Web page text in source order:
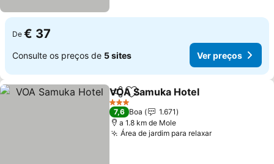
De € 37
Consulte os preços de 5 sites Ver preços
PartilharAdicionar aos favoritos
VOA Samuka Hotel
3 Estrelas
7,6 Boa
1.671
a 1.8 km de Mole
Área de jardim para relaxarVer preços